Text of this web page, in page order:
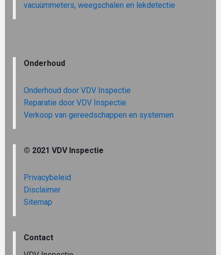
vacuümmeters, weegschalen en lekdetectie
Onderhoud
Onderhoud door VDV Inspectie
Reparatie door VDV Inspectie
Verkoop van gereedschappen en systemen
© 2021 VDV Inspectie
Privacybeleid
Disclaimer
Sitemap
Contact